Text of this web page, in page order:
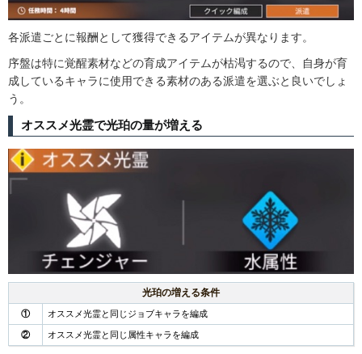
各派遣ごとに報酬として獲得できるアイテムが異なります。
序盤は特に覚醒素材などの育成アイテムが枯渇するので、自身が育
成しているキャラに使用できる素材のある派遣を選ぶと良いでしょ
う。
オススメ光霊で光珀の量が増える
光珀の増える条件
① オススメ光霊と同じジョブキャラを編成
② オススメ光霊と同じ属性キャラを編成